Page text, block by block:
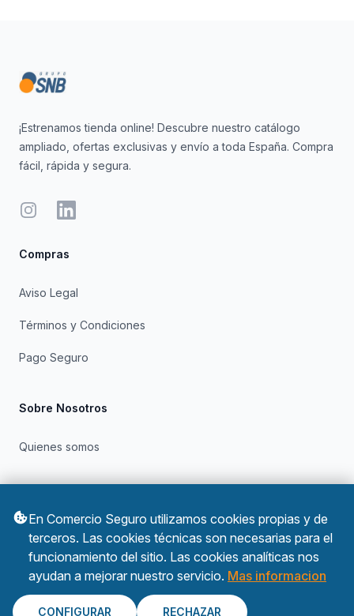
¡Estrenamos tienda online! Descubre nuestro catálogo
ampliado, ofertas exclusivas y envío a toda España. Compra
fácil, rápida y segura.
InstagramLinkedIn
Compras
Aviso Legal
Términos y Condiciones
Pago Seguro
Sobre Nosotros
Quienes somos
Política de Privacidad
Política de Cookies
En Comercio Seguro utilizamos cookies propias y de
terceros. Las cookies técnicas son necesarias para el
funcionamiento del sitio. Las cookies analíticas nos
ayudan a mejorar nuestro servicio. Mas informacion
CONFIGURAR RECHAZAR